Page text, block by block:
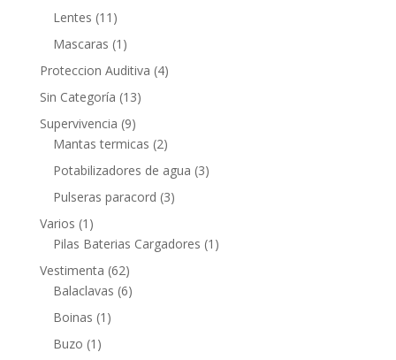
Lentes (11)
Mascaras (1)
Proteccion Auditiva (4)
Sin Categoría (13)
Supervivencia (9)
Mantas termicas (2)
Potabilizadores de agua (3)
Pulseras paracord (3)
Varios (1)
Pilas Baterias Cargadores (1)
Vestimenta (62)
Balaclavas (6)
Boinas (1)
Buzo (1)